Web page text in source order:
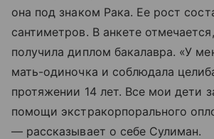
она под знаком Рака. Ее рост
сантиметров. В анкете
получила диплом бакалавра. «У
мать-одиночка и соблюдала
протяжении 14 лет. Все мои дети
помощи экстракорпорального
— рассказывает о себе Сулиман.